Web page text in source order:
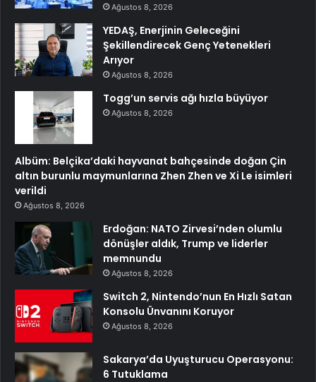
Ağustos 8, 2026
YEDAŞ, Enerjinin Geleceğini
Şekillendirecek Genç Yetenekleri
Arıyor
Ağustos 8, 2026
Togg’un servis ağı hızla büyüyor
Ağustos 8, 2026
Albüm: Belçika’daki hayvanat bahçesinde doğan Çin
altın burunlu maymunlarına Zhen Zhen ve Xi Le isimleri
verildi
Ağustos 8, 2026
Erdoğan: NATO Zirvesi’nden olumlu
dönüşler aldık, Trump ve liderler
memnundu
Ağustos 8, 2026
Switch 2, Nintendo’nun En Hızlı Satan
Konsolu Ünvanını Koruyor
Ağustos 8, 2026
Sakarya’da Uyuşturucu Operasyonu:
6 Tutuklama